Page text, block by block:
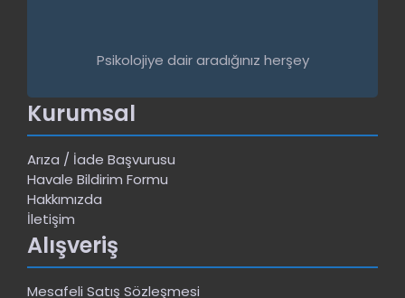
Psikolojiye dair aradığınız herşey
Kurumsal
Arıza / İade Başvurusu
Havale Bildirim Formu
Hakkımızda
İletişim
Alışveriş
Mesafeli Satış Sözleşmesi